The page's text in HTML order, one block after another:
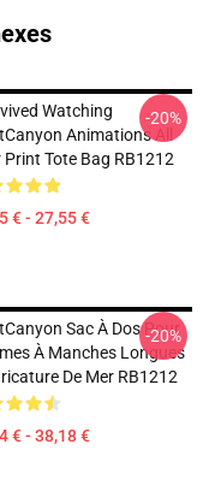
Watching
Animations All
Print Tote Bag RB1212
€ - 27,55 €
-20%
Sac À Dos Pour
À Manches Longues
De Mer RB1212
€ - 38,18 €
-20%